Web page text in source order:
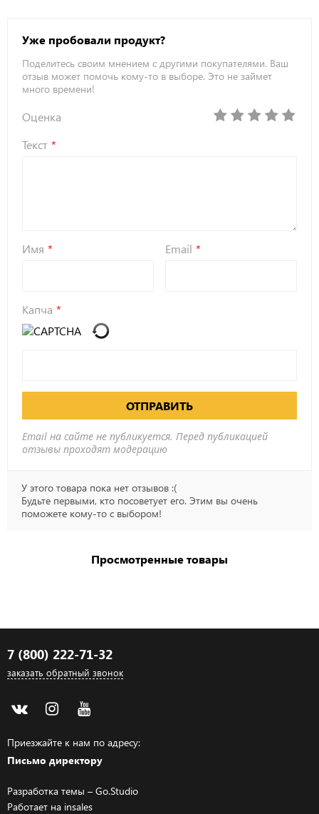
Уже пробовали продукт?
Поделитесь своим мнением с другими покупателями. Ваш
отзыв может помочь кому-то в выборе. Это не займет
много времени!
Оценка
Текст
Имя Email
Капча
ОТПРАВИТЬ
Email на сайте не публикуется. Перед публикацией
отзывы проходят модерацию
У этого товара пока нет отзывов :(
Будьте первыми, кто посоветует его. Этим вы очень
поможете кому-то с выбором!
Просмотренные товары
7 (800) 222-71-32
заказать обратный звонок
Приезжайте к нам по адресу:
Письмо директору
Разработка темы – Go.Studio
Работает на insales